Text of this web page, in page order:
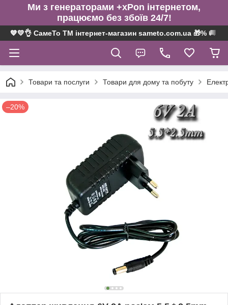
Ми з генераторами +xPon інтернетом,
працюємо без збоїв 24/7!
💙💛👌 СамеТо ТМ інтернет-магазин sameto.com.ua 🎁% 🚚 ⤵
Товари та послуги Товари для дому та побуту
–20%